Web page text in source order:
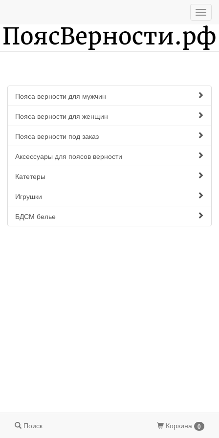
Пояса верности для мужчин
Пояса верности для женщин
Пояса верности под заказ
Аксессуары для поясов верности
Катетеры
Игрушки
БДСМ белье
Поиск Корзина 0